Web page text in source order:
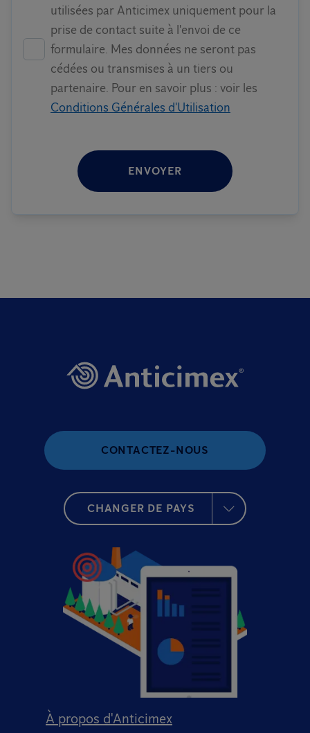
utilisées par Anticimex uniquement pour la
prise de contact suite à l'envoi de ce
formulaire. Mes données ne seront pas
cédées ou transmises à un tiers ou
partenaire. Pour en savoir plus : voir les
Conditions Générales d'Utilisation
ENVOYER
CONTACTEZ-NOUS
CHANGER DE PAYS
À propos d'Anticimex